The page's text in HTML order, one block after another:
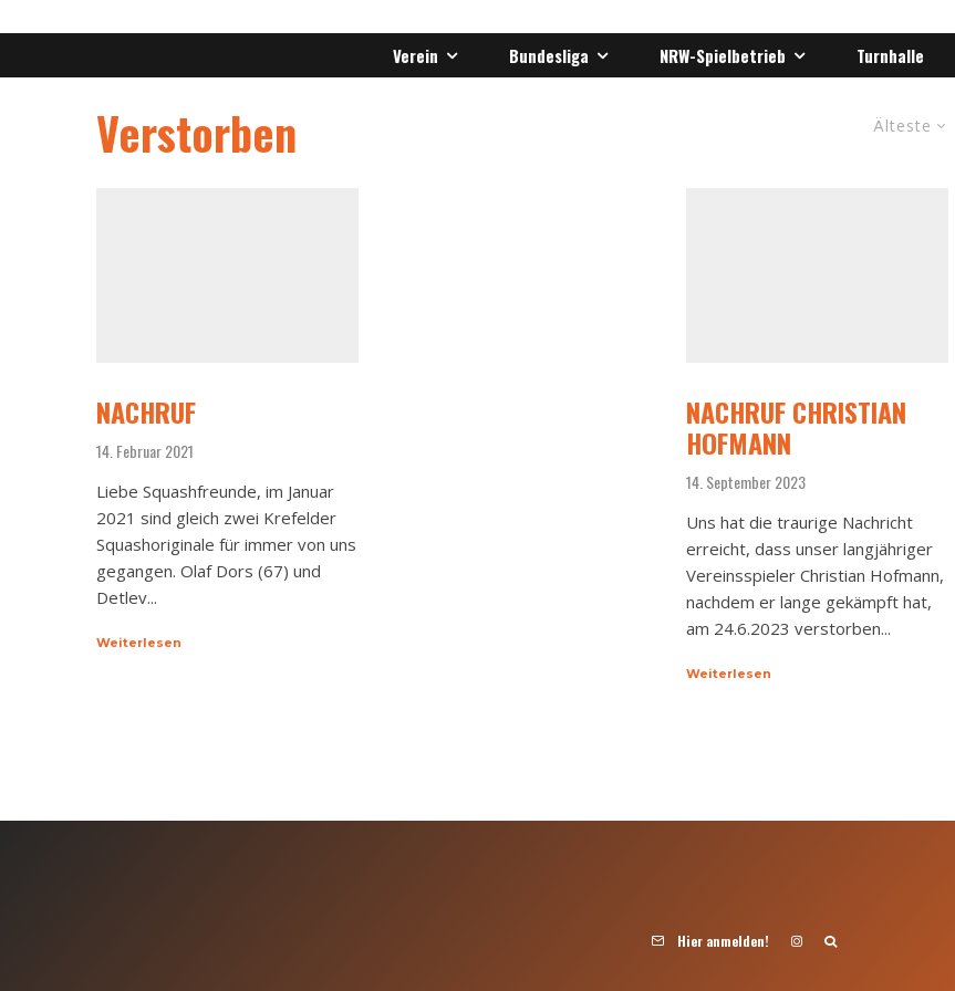
Verein Bundesliga NRW-Spielbetrieb Turnhalle
Älteste
Verstorben
NACHRUF
14. Februar 2021
Liebe Squashfreunde, im Januar
2021 sind gleich zwei Krefelder
Squashoriginale für immer von uns
gegangen. Olaf Dors (67) und
Detlev...
Weiterlesen
NACHRUF CHRISTIAN
HOFMANN
14. September 2023
Uns hat die traurige Nachricht
erreicht, dass unser langjähriger
Vereinsspieler Christian Hofmann,
nachdem er lange gekämpft hat,
am 24.6.2023 verstorben...
Weiterlesen
Hier anmelden!